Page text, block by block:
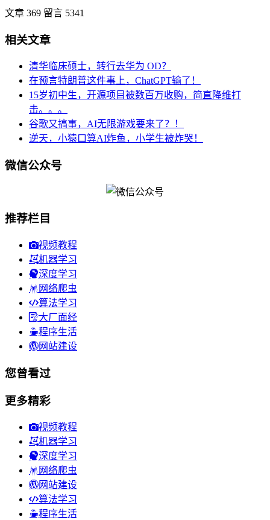
文章 369 留言 5341
相关文章
清华临床硕士，转行去华为 OD？
在预言特朗普这件事上，ChatGPT输了！
15岁初中生，开源项目被数百万收购，简直降维打
击。。。
谷歌又搞事，AI无限游戏要来了？！
逆天，小猿口算AI炸鱼，小学生被炸哭！
微信公众号
推荐栏目
视频教程
机器学习
深度学习
网络爬虫
算法学习
大厂面经
程序生活
网站建设
您曾看过
更多精彩
视频教程
机器学习
深度学习
网络爬虫
网站建设
算法学习
程序生活